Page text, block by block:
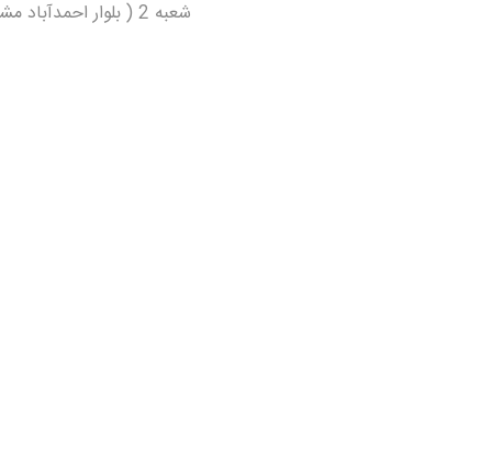
شعبه 2 ( بلوار احمدآباد مشهد)